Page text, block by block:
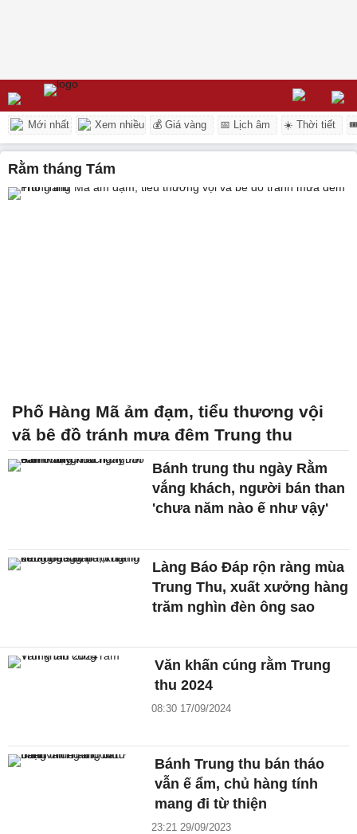
Mới nhất Xem nhiều 💰 Giá vàng 📅 Lịch âm ☀️ Thời tiết
rằm tháng Tám
Phố Hàng Mã ảm đạm, tiểu thương vội
vã bê đồ tránh mưa đêm Trung thu
Bánh trung thu ngày Rằm
vắng khách, người bán than
'chưa năm nào ế như vậy'
Làng Báo Đáp rộn ràng mùa
Trung Thu, xuất xưởng hàng
trăm nghìn đèn ông sao
Văn khấn cúng rằm Trung
thu 2024
08:30 17/09/2024
Bánh Trung thu bán tháo
vẫn ế ẩm, chủ hàng tính
mang đi từ thiện
23:21 29/09/2023